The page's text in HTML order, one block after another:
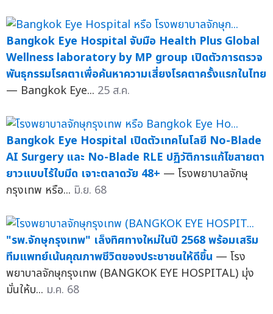
Bangkok Eye Hospital จับมือ Health Plus Global
Wellness laboratory by MP group เปิดตัวการตรวจ
พันธุกรรมโรคตาเพื่อค้นหาความเสี่ยงโรคตาครั้งแรกในไทย
— Bangkok Eye... 25 ส.ค.
Bangkok Eye Hospital เปิดตัวเทคโนโลยี No-Blade
AI Surgery และ No-Blade RLE ปฏิวัติการแก้ไขสายตา
ยาวแบบไร้ใบมีด เจาะตลาดวัย 48+ — โรงพยาบาลจักษุ
กรุงเทพ หรือ... มิ.ย. 68
"รพ.จักษุกรุงเทพ" เล็งทิศทางใหม่ในปี 2568 พร้อมเสริม
ทีมแพทย์เน้นคุณภาพชีวิตของประชาชนให้ดีขึ้น — โรง
พยาบาลจักษุกรุงเทพ (BANGKOK EYE HOSPITAL) มุ่ง
มั่นให้บ... ม.ค. 68